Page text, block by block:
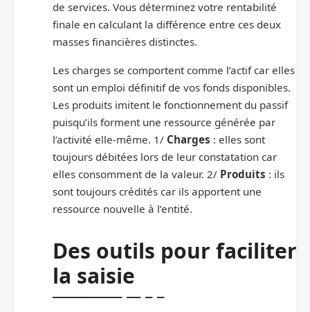
de services. Vous déterminez votre rentabilité
finale en calculant la différence entre ces deux
masses financières distinctes.
Les charges se comportent comme l’actif car elles
sont un emploi définitif de vos fonds disponibles.
Les produits imitent le fonctionnement du passif
puisqu’ils forment une ressource générée par
l’activité elle-même. 1/ Charges : elles sont
toujours débitées lors de leur constatation car
elles consomment de la valeur. 2/ Produits : ils
sont toujours crédités car ils apportent une
ressource nouvelle à l’entité.
Des outils pour faciliter
la saisie